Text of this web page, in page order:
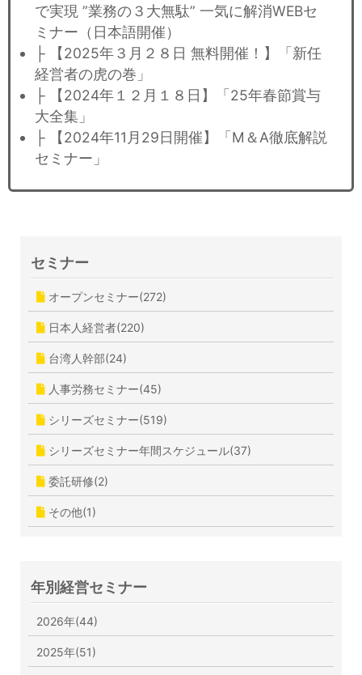
で実現 ”業務の３大無駄” 一気に解消WEBセ
ミナー（日本語開催）
├ 【2025年３月２８日 無料開催！】「新任
経営者の虎の巻」
├ 【2024年１２月１８日】「25年春節賞与
大全集」
├ 【2024年11月29日開催】「M＆A徹底解説
セミナー」
セミナー
オープンセミナー(272)
日本人経営者(220)
台湾人幹部(24)
人事労務セミナー(45)
シリーズセミナー(519)
シリーズセミナー年間スケジュール(37)
委託研修(2)
その他(1)
年別経営セミナー
2026年(44)
2025年(51)